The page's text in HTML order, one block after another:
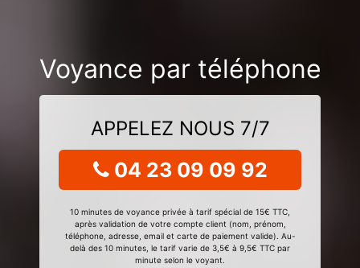
Voyance par téléphone
APPELEZ NOUS 7/7
04 23 09 09 92
10 minutes de voyance privée à tarif spécial de 15€ TTC,
après validation de votre compte client (nom, prénom,
téléphone, adresse, email et carte de paiement valide). Au-
delà des 10 minutes, le tarif varie de 3,5€ à 9,5€ TTC par
minute selon le voyant.